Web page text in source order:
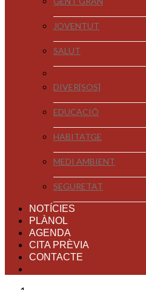
JOVENTUT
SALUT
DIVER[SOS]
EDUCACIÓ
HABITATGE
MEDI AMBIENT
SEGURETAT
NOTÍCIES
PLÀNOL
AGENDA
CITA PRÈVIA
CONTACTE